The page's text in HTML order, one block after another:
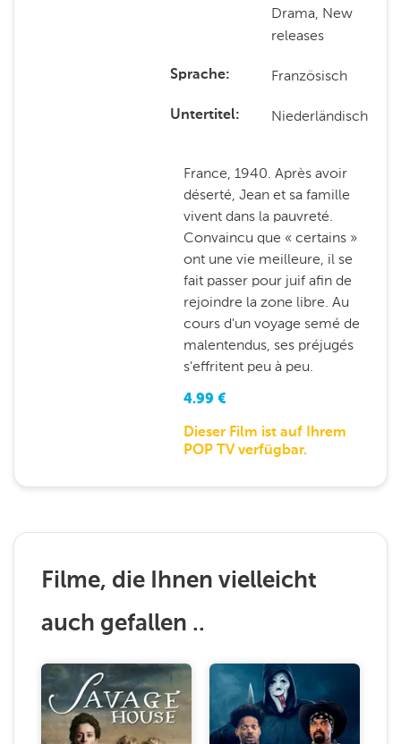
Drama, New
releases
Sprache Französisch
Untertitel Niederländisch
France, 1940. Après avoir
déserté, Jean et sa famille
vivent dans la pauvreté.
Convaincu que « certains »
ont une vie meilleure, il se
fait passer pour juif afin de
rejoindre la zone libre. Au
cours d'un voyage semé de
malentendus, ses préjugés
s'effritent peu à peu.
4.99 €
Dieser Film ist auf Ihrem
POP TV verfügbar.
Filme, die Ihnen vielleicht
auch gefallen ..